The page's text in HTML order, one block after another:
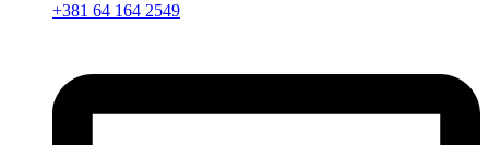
+381 64 164 2549